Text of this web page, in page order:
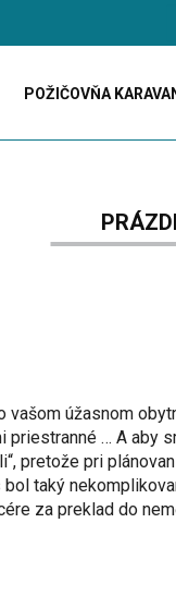
POŽIČOVŇA
vašom úžasnom
priestranné … A aby
pretože pri
taký
za preklad do